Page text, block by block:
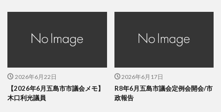
2026年6月22日
【2026年6月五島市市議会メモ】
木口利光議員
2026年6月17日
R8年6月五島市議会定例会開会/市
政報告